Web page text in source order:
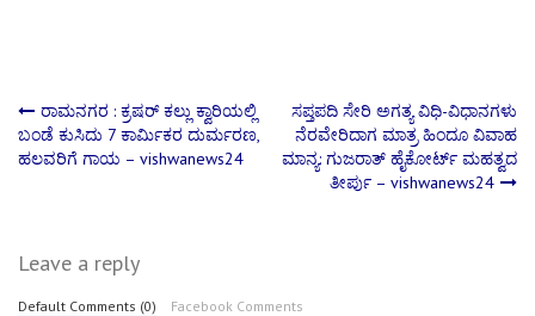
Post
navigation
ರಾಮನಗರ : ಕ್ರಷರ್ ಕಲ್ಲು ಕ್ವಾರಿಯಲ್ಲಿ
ಬಂಡೆ ಕುಸಿದು 7 ಕಾರ್ಮಿಕರ ದುರ್ಮರಣ,
ಹಲವರಿಗೆ ಗಾಯ – vishwanews24
ಸಪ್ತಪದಿ ಸೇರಿ ಅಗತ್ಯ ವಿಧಿ-ವಿಧಾನಗಳು
ನೆರವೇರಿದಾಗ ಮಾತ್ರ ಹಿಂದೂ ವಿವಾಹ
ಮಾನ್ಯ: ಗುಜರಾತ್ ಹೈಕೋರ್ಟ್ ಮಹತ್ವದ
ತೀರ್ಪು – vishwanews24
Leave a reply
Default Comments (0) Facebook Comments